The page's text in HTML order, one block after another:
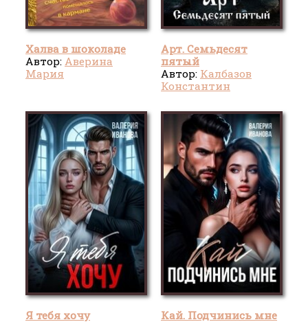
Халва в шоколаде
Автор: Аверина
Мария
Арт. Семьдесят
пятый
Автор: Калбазов
Константин
Я тебя хочу
Кай. Подчинись мне